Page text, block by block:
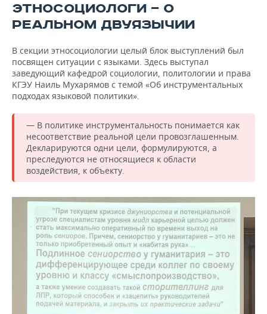
ЭТНОСОЦИОЛОГИ — О
РЕАЛЬНОМ ДВУЯЗЫЧИИ
В секции этносоциологии целый блок выступлений был
посвящен ситуации с языками. Здесь выступал
заведующий кафедрой социологии, политологии и права
КГЭУ Наиль Мухарямов с темой «Об инструментальных
подходах языковой политики».
— В политике инструментальность понимается как
несоответствие реальной цели провозглашенным.
Декларируются одни цели, формулируются, а
преследуются не относящиеся к области
воздействия, к объекту.